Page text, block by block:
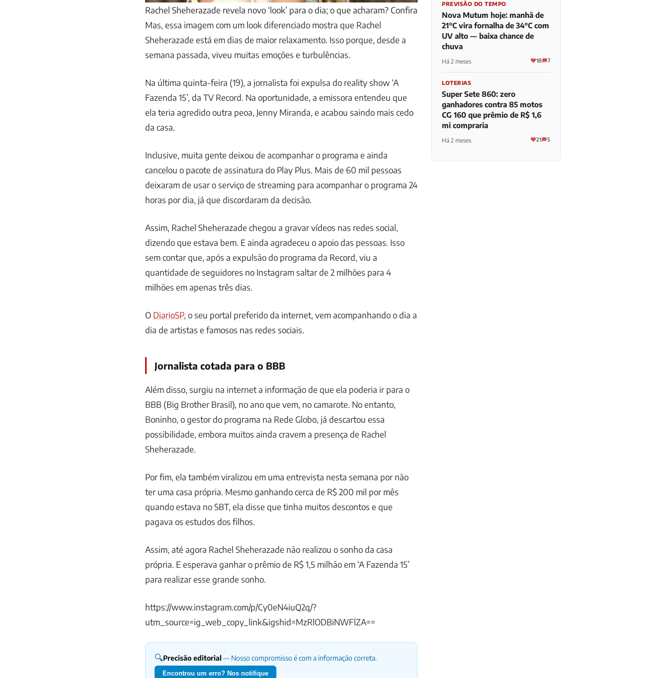
Rachel Sheherazade revela novo ‘look’ para o dia; o que acharam? Confira
Mas, essa imagem com um look diferenciado mostra que Rachel
Sheherazade está em dias de maior relaxamento. Isso porque, desde a
semana passada, viveu muitas emoções e turbulências.
Na última quinta-feira (19), a jornalista foi expulsa do reality show ‘A
Fazenda 15’, da TV Record. Na oportunidade, a emissora entendeu que
ela teria agredido outra peoa, Jenny Miranda, e acabou saindo mais cedo
da casa.
Inclusive, muita gente deixou de acompanhar o programa e ainda
cancelou o pacote de assinatura do Play Plus. Mais de 60 mil pessoas
deixaram de usar o serviço de streaming para acompanhar o programa 24
horas por dia, já que discordaram da decisão.
Assim, Rachel Sheherazade chegou a gravar vídeos nas redes social,
dizendo que estava bem. E ainda agradeceu o apoio das pessoas. Isso
sem contar que, após a expulsão do programa da Record, viu a
quantidade de seguidores no Instagram saltar de 2 milhões para 4
milhões em apenas três dias.
O DiarioSP, o seu portal preferido da internet, vem acompanhando o dia a
dia de artistas e famosos nas redes sociais.
Jornalista cotada para o BBB
Além disso, surgiu na internet a informação de que ela poderia ir para o
BBB (Big Brother Brasil), no ano que vem, no camarote. No entanto,
Boninho, o gestor do programa na Rede Globo, já descartou essa
possibilidade, embora muitos ainda cravem a presença de Rachel
Sheherazade.
Por fim, ela também viralizou em uma entrevista nesta semana por não
ter uma casa própria. Mesmo ganhando cerca de R$ 200 mil por mês
quando estava no SBT, ela disse que tinha muitos descontos e que
pagava os estudos dos filhos.
Assim, até agora Rachel Sheherazade não realizou o sonho da casa
própria. E esperava ganhar o prêmio de R$ 1,5 milhão em ‘A Fazenda 15’
para realizar esse grande sonho.
https://www.instagram.com/p/Cy0eN4iuQ2q/?
utm_source=ig_web_copy_link&igshid=MzRlODBiNWFlZA==
🔍Precisão editorial — Nosso compromisso é com a informação correta.
Encontrou um erro? Nos notifique
PREVISÃO DO TEMPO
Nova Mutum hoje: manhã de
21°C vira fornalha de 34°C com
UV alto — baixa chance de
chuva
Há 2 meses 18 7
LOTERIAS
Super Sete 860: zero
ganhadores contra 85 motos
CG 160 que prêmio de R$ 1,6
mi compraria
Há 2 meses 21 5